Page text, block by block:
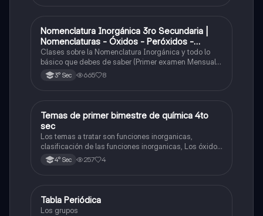
Química
Nomenclatura Inorgánica 3ro Secundaria |
Nomenclaturas - Óxidos - Peróxidos -
Hidróxido o Bases
Clases sobre la Nomenclatura Inorgánica y todo lo
básico que debes de saber (Primer examen Mensual
2025)3° Sec 665 8
Química
Temas de primer bimestre de química 4to
sec
Los temas a tratar son funciones inorganicas,
clasificación de las funciones inorganicas, Los óxidos
y los óxidos ácidos
4° Sec 257 4
Química
Tabla Periódica
Los grupos